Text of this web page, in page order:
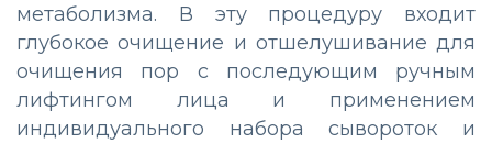
метаболизма. В эту процедуру входит
глубокое очищение и отшелушивание для
очищения пор с последующим ручным
лифтингом лица и применением
индивидуального набора сывороток и